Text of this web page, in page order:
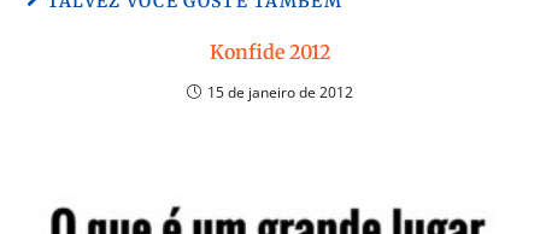
Konfide 2012
15 de janeiro de 2012